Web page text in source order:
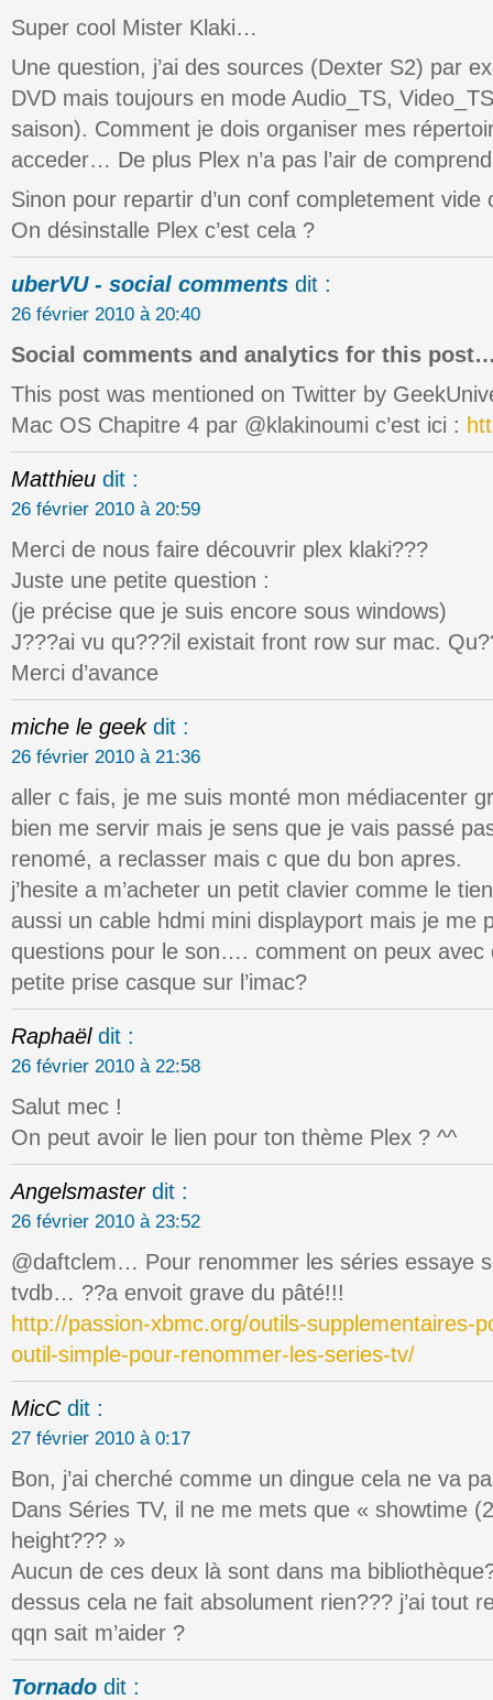
Super cool Mister Klaki…
Une question, j’ai des sources (Dexter S2) par
DVD mais toujours en mode Audio_TS,
saison). Comment je dois organiser mes
acceder… De plus Plex n’a pas l’air de
Sinon pour repartir d’un conf completement
On désinstalle Plex c’est cela ?
uberVU - social comments dit :
26 février 2010 à 20:40
Social comments and analytics for this
This post was mentioned on Twitter by
Mac OS Chapitre 4 par @klakinoumi c’est ici :
Matthieu dit :
26 février 2010 à 20:59
Merci de nous faire découvrir plex klaki???
Juste une petite question :
(je précise que je suis encore sous windows)
J???ai vu qu???il existait front row sur mac.
Merci d’avance
miche le geek dit :
26 février 2010 à 21:36
aller c fais, je me suis monté mon médiacenter
bien me servir mais je sens que je vais passé
renomé, a reclasser mais c que du bon apres.
j’hesite a m’acheter un petit clavier comme le
aussi un cable hdmi mini displayport mais je me
questions pour le son…. comment on peux avec
petite prise casque sur l’imac?
Raphaël dit :
26 février 2010 à 22:58
Salut mec !
On peut avoir le lien pour ton thème Plex ? ^^
Angelsmaster dit :
26 février 2010 à 23:52
@daftclem… Pour renommer les séries essaye
tvdb… ??a envoit grave du pâté!!!
http://passion-xbmc.org/outils-supplementaires-
outil-simple-pour-renommer-les-series-tv/
MicC dit :
27 février 2010 à 0:17
Bon, j’ai cherché comme un dingue cela ne va
Dans Séries TV, il ne me mets que « showtime
height??? »
Aucun de ces deux là sont dans ma
dessus cela ne fait absolument rien??? j’ai tout
qqn sait m’aider ?
Tornado dit :